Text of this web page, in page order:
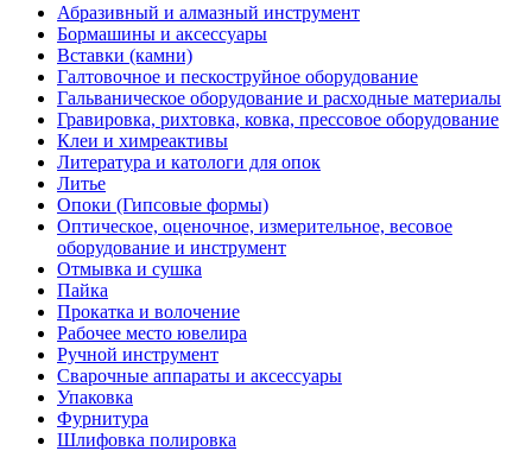
Абразивный и алмазный инструмент
Бормашины и аксессуары
Вставки (камни)
Галтовочное и пескоструйное оборудование
Гальваническое оборудование и расходные материалы
Гравировка, рихтовка, ковка, прессовое оборудование
Клеи и химреактивы
Литература и катологи для опок
Литье
Опоки (Гипсовые формы)
Оптическое, оценочное, измерительное, весовое
оборудование и инструмент
Отмывка и сушка
Пайка
Прокатка и волочение
Рабочее место ювелира
Ручной инструмент
Сварочные аппараты и аксессуары
Упаковка
Фурнитура
Шлифовка полировка